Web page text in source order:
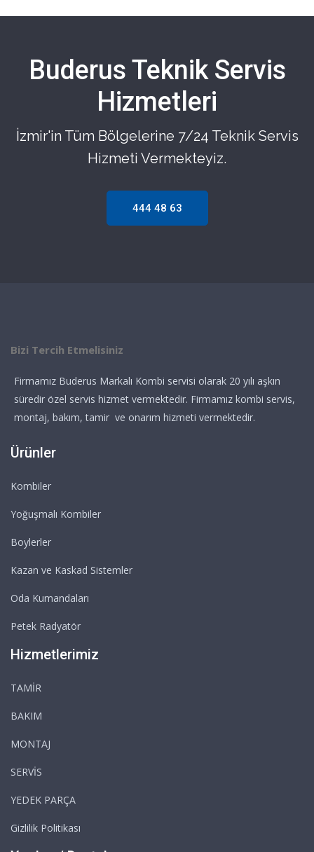
Buderus Teknik Servis
Hizmetleri
İzmir'in Tüm Bölgelerine 7/24 Teknik Servis
Hizmeti Vermekteyiz.
444 48 63
Bizi Tercih Etmelisiniz
Firmamız Buderus Markalı Kombi servisi olarak 20 yılı aşkın
süredir özel servis hizmet vermektedir. Firmamız kombi servis,
montaj, bakım, tamir ve onarım hizmeti vermektedir.
Ürünler
Kombiler
Yoğuşmalı Kombiler
Boylerler
Kazan ve Kaskad Sistemler
Oda Kumandaları
Petek Radyatör
Hizmetlerimiz
TAMİR
BAKIM
MONTAJ
SERVİS
YEDEK PARÇA
Gizlilik Politikası